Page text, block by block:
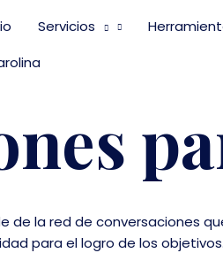
Servicios
de la red de conversaciones
para el logro de los objetivos.